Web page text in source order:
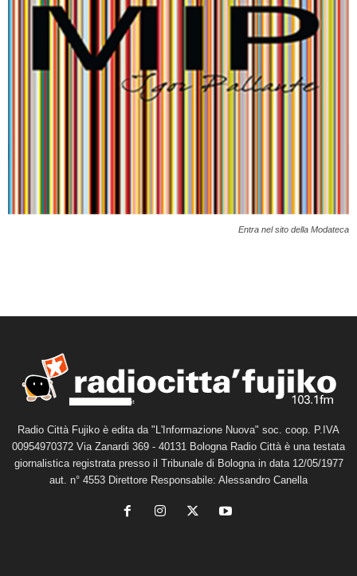
Entra nel sito della Modateca
Radio Città Fujiko è edita da "L'Informazione Nuova" soc. coop. P.IVA
00954970372 Via Zanardi 369 - 40131 Bologna Radio Città è una testata
giornalistica registrata presso il Tribunale di Bologna in data 12/05/1977
aut. n° 4553 Direttore Responsabile: Alessandro Canella